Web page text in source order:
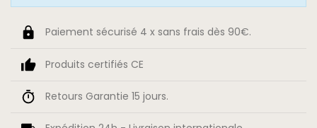
Paiement sécurisé 4 x sans frais dès 90€.
Produits certifiés CE
Retours Garantie 15 jours.